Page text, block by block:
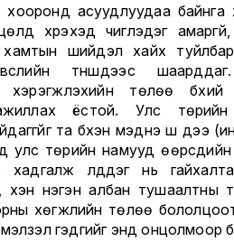
хооронд асуудлуудаа байнга
хүрэхэд чиглэдэг
шийдэл хайх
түншүүдээс
төлөө
ёстой. Улс төрийн
та бүхэн мэднэ шүү дээ
улс төрийн намууд
хадгалж үлддэг нь
хэн нэгэн албан тушаалтны
хөгжлийн төлөө
гэдгийг энд онцолмоор